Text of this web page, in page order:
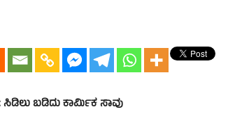
ಬಡಿದು ಕಾರ್ಮಿಕ ಸಾವು